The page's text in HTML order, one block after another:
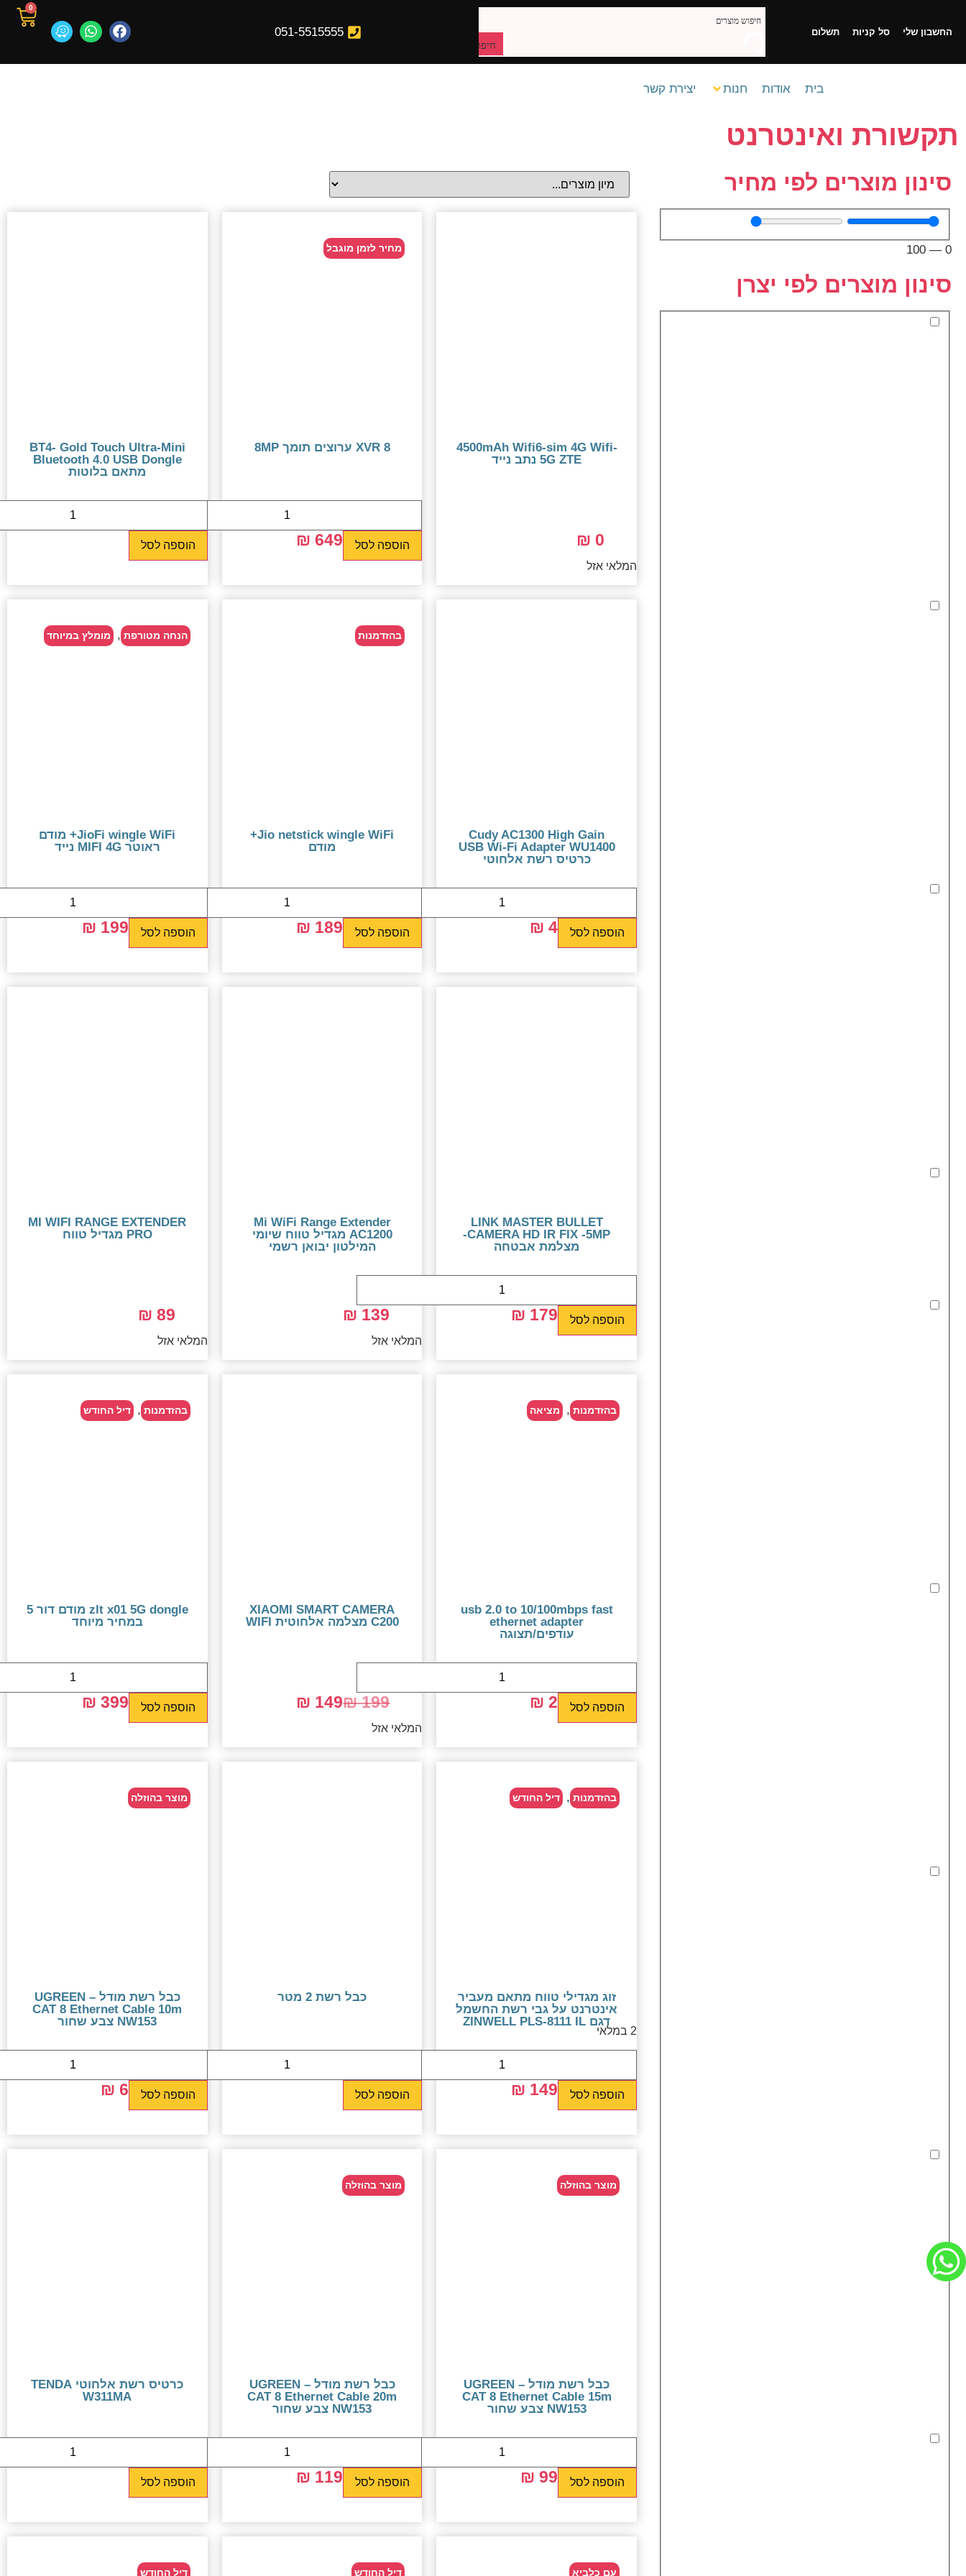
החשבון שלי סל קניות תשלום
חיפוש מוצרים
051-5515555
0
בית אודות חנות יצירת קשר
תקשורת ואינטרנט
סינון מוצרים לפי מחיר
0
—
100
סינון מוצרים לפי יצרן
4500mAh Wifi6-sim 4G Wifi-
5G ZTE נתב נייד
0 ₪
המלאי אזל
מחיר לזמן מוגבל
8 XVR ערוצים תומך 8MP
799 ₪
649 ₪ הוספה לסל
BT4- Gold Touch Ultra-Mini
Bluetooth 4.0 USB Dongle
מתאם בלוטות
35 ₪
הוספה לסל
Cudy AC1300 High Gain
USB Wi-Fi Adapter WU1400
כרטיס רשת אלחוטי
79 ₪
45 ₪ הוספה לסל
בהזדמנות
Jio netstick wingle WiFi+
מודם
249 ₪
189 ₪ הוספה לסל
הנחה מטורפת , מומלץ במיוחד
JioFi wingle WiFi+ מודם
ראוטר MIFI 4G נייד
299 ₪
199 ₪ הוספה לסל
LINK MASTER BULLET
CAMERA HD IR FIX -5MP-
מצלמת אבטחה
249 ₪
179 ₪ הוספה לסל
Mi WiFi Range Extender
AC1200 מגדיל טווח שיומי
המילטון יבואן רשמי
139 ₪
המלאי אזל
MI WIFI RANGE EXTENDER
PRO מגדיל טווח
89 ₪
המלאי אזל
בהזדמנות , מציאה
usb 2.0 to 10/100mbps fast
ethernet adapter
עודפים/תצוגה
69 ₪
25 ₪ הוספה לסל
XIAOMI SMART CAMERA
C200 מצלמה אלחוטית WIFI
199 ₪
149 ₪
המלאי אזל
בהזדמנות , דיל החודש
zlt x01 5G dongle מודם דור 5
במחיר מיוחד
699 ₪
399 ₪ הוספה לסל
בהזדמנות , דיל החודש
זוג מגדילי טווח מתאם מעביר
אינטרנט על גבי רשת החשמל
דגם ZINWELL PLS-8111 IL
399 ₪
149 ₪
2 במלאי
הוספה לסל
כבל רשת 2 מטר
9 ₪
הוספה לסל
מוצר בהוזלה
כבל רשת מודל – UGREEN
CAT 8 Ethernet Cable 10m
NW153 צבע שחור
99 ₪
69 ₪ הוספה לסל
מוצר בהוזלה
כבל רשת מודל – UGREEN
CAT 8 Ethernet Cable 15m
NW153 צבע שחור
159 ₪
99 ₪ הוספה לסל
מוצר בהוזלה
כבל רשת מודל – UGREEN
CAT 8 Ethernet Cable 20m
NW153 צבע שחור
199 ₪
119 ₪ הוספה לסל
כרטיס רשת אלחוטי TENDA
W311MA
49 ₪
הוספה לסל
עם כלביא דיל החודש דיל החודש